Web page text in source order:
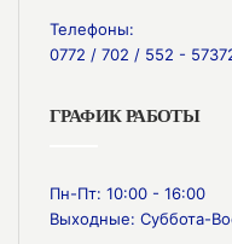
Телефоны:
0772 / 702 / 552 -
ГРАФИК РАБОТЫ
Пн-Пт: 10:00 - 16:00
Выходные: Суббота-